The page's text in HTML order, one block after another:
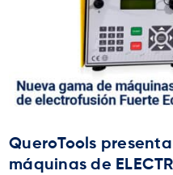
QueroTools
máquinas de